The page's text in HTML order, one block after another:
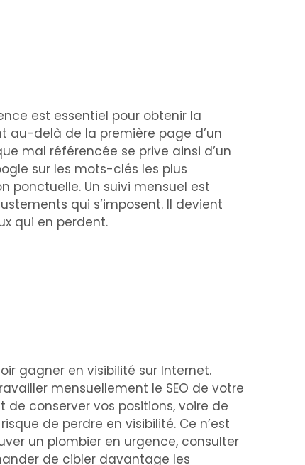
est essentiel pour obtenir la
au-delà de la première page d’un
mal référencée se prive ainsi d’un
sur les mots-clés les plus
ponctuelle. Un suivi mensuel est
qui s’imposent. Il devient
qui en perdent.
gagner en visibilité sur Internet.
mensuellement le SEO de votre
conserver vos positions, voire de
de perdre en visibilité. Ce n’est
un plombier en urgence, consulter
de cibler davantage les